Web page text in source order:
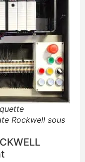
Rockwell sous